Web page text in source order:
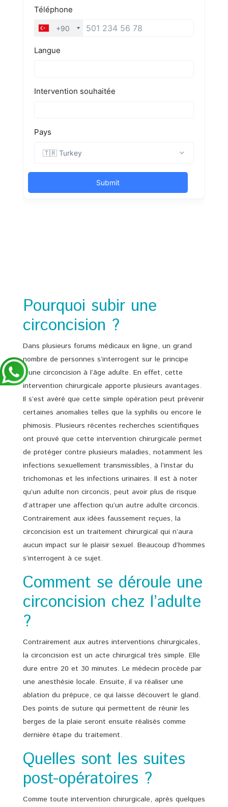
Pourquoi subir une
circoncision ?
Dans plusieurs forums médicaux en ligne, un grand
nombre de personnes s’interrogent sur le principe
d’une circoncision à l’âge adulte. En effet, cette
intervention chirurgicale apporte plusieurs avantages.
Il s’est avéré que cette simple opération peut prévenir
certaines anomalies telles que la syphilis ou encore le
phimosis. Plusieurs récentes recherches scientifiques
ont prouvé que cette intervention chirurgicale permet
de protéger contre plusieurs maladies, notamment les
infections sexuellement transmissibles, à l’instar du
trichomonas et les infections urinaires. Il est à noter
qu’un adulte non circoncis, peut avoir plus de risque
d’attraper une affection qu’un autre adulte circoncis.
Contrairement aux idées faussement reçues, la
circoncision est un traitement chirurgical qui n’aura
aucun impact sur le plaisir sexuel. Beaucoup d’hommes
s’interrogent à ce sujet.
Comment se déroule une
circoncision chez l’adulte
?
Contrairement aux autres interventions chirurgicales,
la circoncision est un acte chirurgical très simple. Elle
dure entre 20 et 30 minutes. Le médecin procède par
une anesthésie locale. Ensuite, il va réaliser une
ablation du prépuce, ce qui laisse découvert le gland.
Des points de suture qui permettent de réunir les
berges de la plaie seront ensuite réalisés comme
dernière étape du traitement.
Quelles sont les suites
post-opératoires ?
Comme toute intervention chirurgicale, après quelques